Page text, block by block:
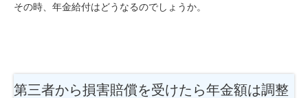
その時、年金給付はどうなるのでしょうか。
第三者から損害賠償を受けたら年金額は調整